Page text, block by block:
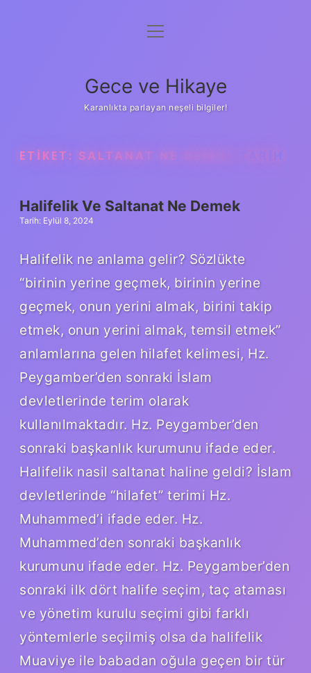
Anasayfa
Yasal Uyarı
menüyü
Gece ve Hikaye
Karanlıkta parlayan neşeli bilgiler!
ETIKET: SALTANAT NE DEMEK TARIH
Halifelik Ve Saltanat Ne Demek
Tarih: Eylül 8, 2024
Halifelik ne anlama gelir? Sözlükte
“birinin yerine geçmek, birinin yerine
geçmek, onun yerini almak, birini takip
etmek, onun yerini almak, temsil etmek”
anlamlarına gelen hilafet kelimesi, Hz.
Peygamber’den sonraki İslam
devletlerinde terim olarak
kullanılmaktadır. Hz. Peygamber’den
sonraki başkanlık kurumunu ifade eder.
Halifelik nasil saltanat haline geldi? İslam
devletlerinde “hilafet” terimi Hz.
Muhammed’i ifade eder. Hz.
Muhammed’den sonraki başkanlık
kurumunu ifade eder. Hz. Peygamber’den
sonraki ilk dört halife seçim, taç ataması
ve yönetim kurulu seçimi gibi farklı
yöntemlerle seçilmiş olsa da halifelik
Muaviye ile babadan oğula geçen bir tür